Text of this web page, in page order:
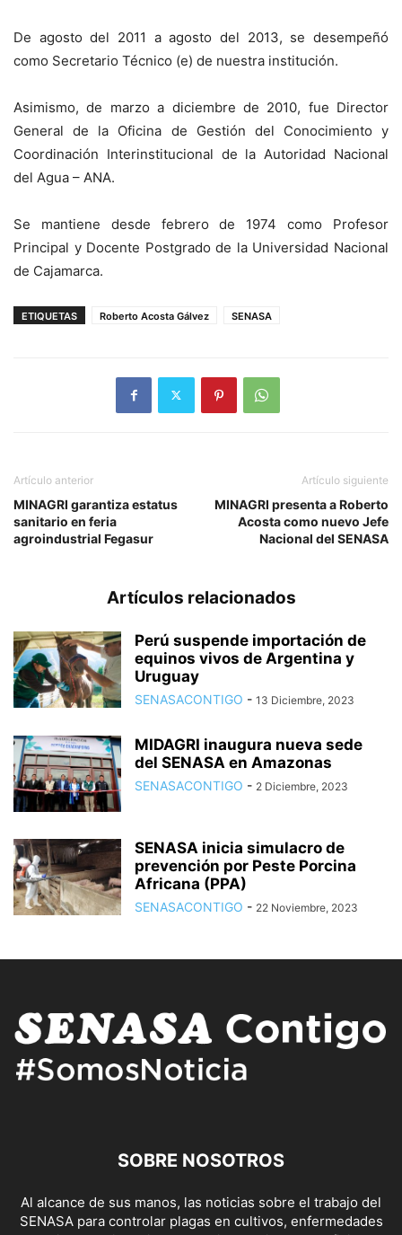
De agosto del 2011 a agosto del 2013, se desempeñó
como Secretario Técnico (e) de nuestra institución.
Asimismo, de marzo a diciembre de 2010, fue Director
General de la Oficina de Gestión del Conocimiento y
Coordinación Interinstitucional de la Autoridad Nacional
del Agua – ANA.
Se mantiene desde febrero de 1974 como Profesor
Principal y Docente Postgrado de la Universidad Nacional
de Cajamarca.
ETIQUETAS Roberto Acosta Gálvez SENASA
Artículo anterior
MINAGRI garantiza estatus
sanitario en feria
agroindustrial Fegasur
Artículo siguiente
MINAGRI presenta a Roberto
Acosta como nuevo Jefe
Nacional del SENASA
Artículos relacionados
Perú suspende importación de
equinos vivos de Argentina y
Uruguay
SENASACONTIGO - 13 Diciembre, 2023
MIDAGRI inaugura nueva sede
del SENASA en Amazonas
SENASACONTIGO - 2 Diciembre, 2023
SENASA inicia simulacro de
prevención por Peste Porcina
Africana (PPA)
SENASACONTIGO - 22 Noviembre, 2023
SOBRE NOSOTROS
Al alcance de sus manos, las noticias sobre el trabajo del
SENASA para controlar plagas en cultivos, enfermedades